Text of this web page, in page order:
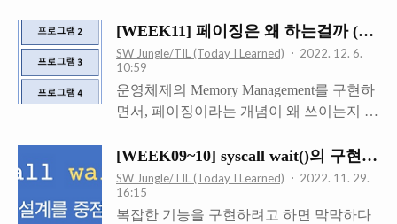
한다. PROJECT3까지 PINTOS에서 사용하
던 파일 시스템은 Free-map 방식이었다. 이
는 한 덩어리를 연속된 디스크 공간에 한번
에 할당하는 방식이다. 이렇게 하면 외부
단편화가 심해진다. 위의 그림처럼, 주황색
에도 불구하고 할당할 수 ..
는 것일까? Lazy loading은 운영체제가 메
모리를 할당하는 기법이라고 할 수 있다.
찾아보니 web이나 java (JPA) 쪽에서도 사
용하는 용어라고 한다. 하지만 이 글에서는
운영체제 측면에 한해 다루겠다. 앞선 글에
뤘다. 페이징을 활용해서 연속적이지 않은
공간에 파일을 로드함으로써 공간을 효율
적으로 사용할 수 있었다. 여기에 더해
Lazy loading을 활용하면 추가적인 공간적
[WEEK11] 페이징은 왜 하는걸까
SW Jungle/TIL (Today I Learned)
2022. 12. 6.
10:59
운영체제의 Memory Management를 구현하
면서, 페이징이라는 개념이 왜 쓰이는지 궁
이고, 운영체제가 페이징을 왜 하는지에 대
해 알아볼 예정이다. 페이징은 메모리를 관
리하는 방법이다. 페이징의 기본 아이디어
는, 물리 메모리 공간과 가상 메모리 공간
[WEEK09~10] syscall wait()의 구현 -
SW Jungle/TIL (Today I Learned)
2022. 11. 29.
16:15
복잡한 기능을 구현하려고 하면 막막하다